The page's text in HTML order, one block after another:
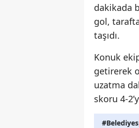
dakikada
gol,
taşıdı.
Konuk
getirerek
uzatma
skoru 4-